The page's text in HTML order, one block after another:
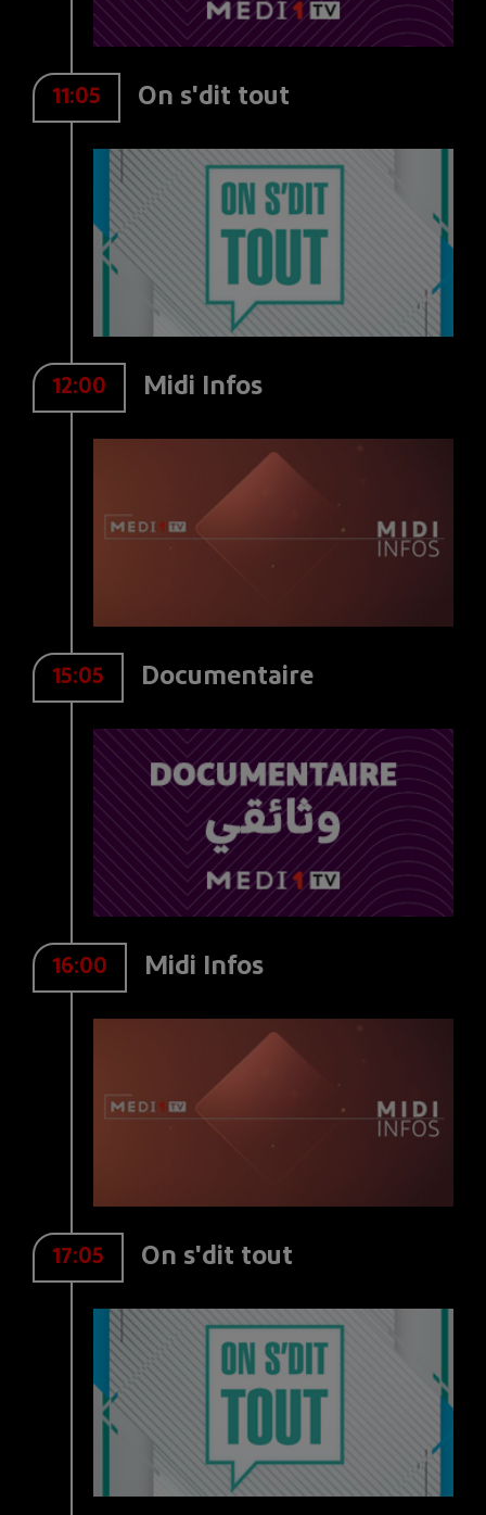
11:05 On s'dit tout
12:00 Midi Infos
15:05 Documentaire
16:00 Midi Infos
17:05 On s'dit tout